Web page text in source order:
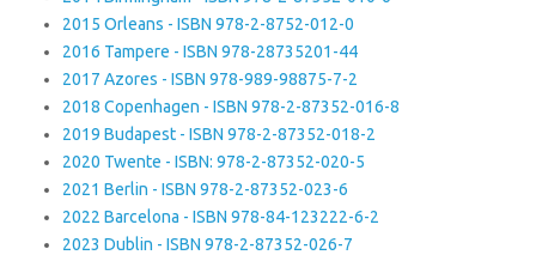
2015 Orleans - ISBN 978-2-8752-012-0
2016 Tampere - ISBN 978-28735201-44
2017 Azores - ISBN 978-989-98875-7-2
2018 Copenhagen - ISBN 978-2-87352-016-8
2019 Budapest - ISBN 978-2-87352-018-2
2020 Twente - ISBN: 978-2-87352-020-5
2021 Berlin - ISBN 978-2-87352-023-6
2022 Barcelona - ISBN 978-84-123222-6-2
2023 Dublin - ISBN 978-2-87352-026-7